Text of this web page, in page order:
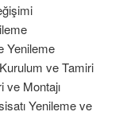
Yenileme
ve Tamiri
ve Montajı
Yenileme ve